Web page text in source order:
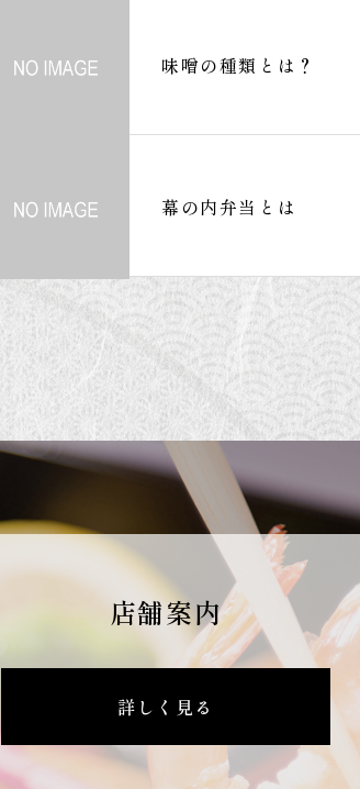
味噌の種類とは？
幕の内弁当とは
店舗案内
詳しく見る